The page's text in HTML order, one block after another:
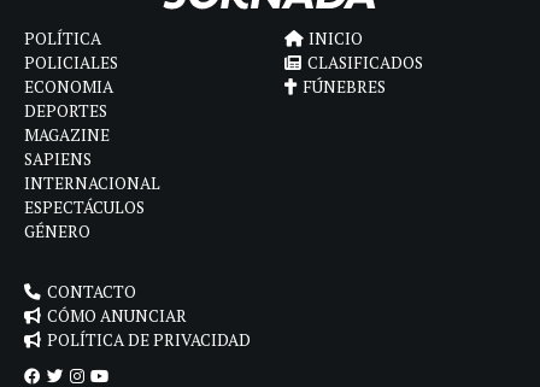
POLÍTICA
POLICIALES
ECONOMIA
DEPORTES
MAGAZINE
SAPIENS
INTERNACIONAL
ESPECTÁCULOS
GÉNERO
INICIO
CLASIFICADOS
FÚNEBRES
CONTACTO
CÓMO ANUNCIAR
POLÍTICA DE PRIVACIDAD